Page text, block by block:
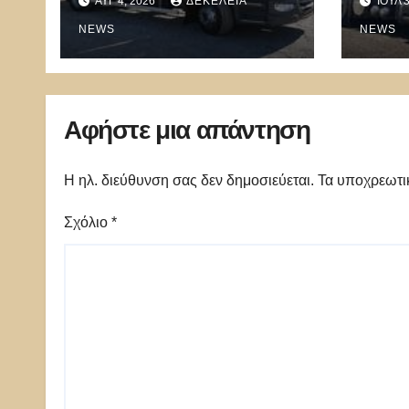
NEWS NEWS
Αφήστε μια απάντηση
Η ηλ. διεύθυνση σας δεν δημοσιεύεται. Τα
Σχόλιο *